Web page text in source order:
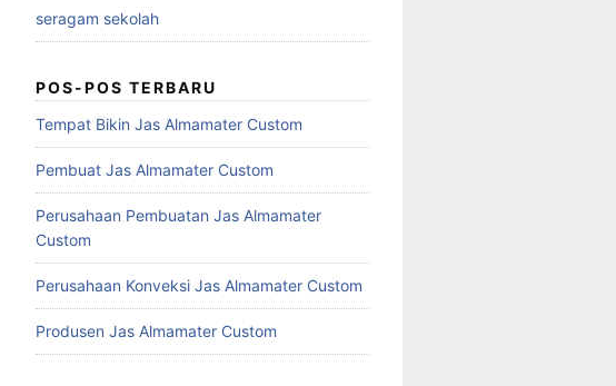
seragam sekolah
POS-POS TERBARU
Tempat Bikin Jas Almamater Custom
Pembuat Jas Almamater Custom
Perusahaan Pembuatan Jas Almamater
Custom
Perusahaan Konveksi Jas Almamater Custom
Produsen Jas Almamater Custom